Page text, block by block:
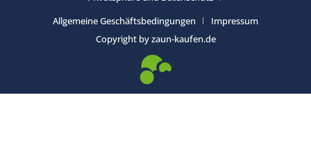
Allgemeine Geschäftsbedingungen
Impressum
Copyright by zaun-kaufen.de